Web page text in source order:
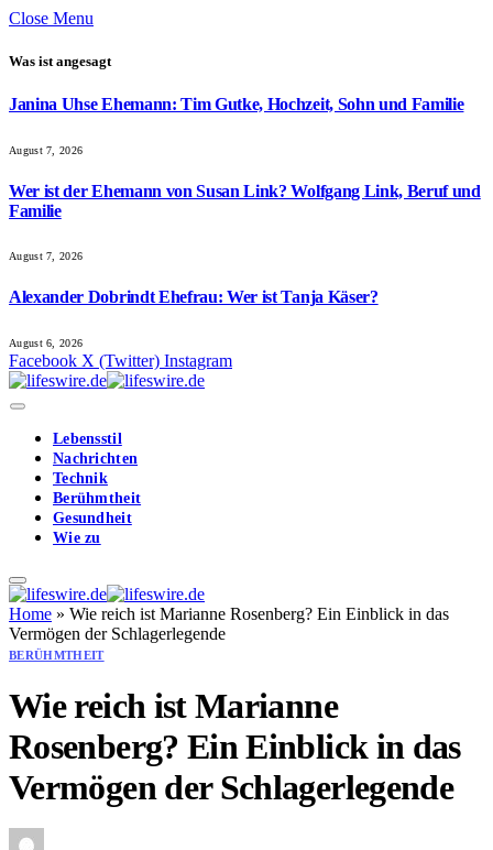
Close Menu
Was ist angesagt
Janina Uhse Ehemann: Tim Gutke, Hochzeit, Sohn und Familie
August 7, 2026
Wer ist der Ehemann von Susan Link? Wolfgang Link, Beruf und
Familie
August 7, 2026
Alexander Dobrindt Ehefrau: Wer ist Tanja Käser?
August 6, 2026
Facebook X (Twitter) Instagram
Lebensstil
Nachrichten
Technik
Berühmtheit
Gesundheit
Wie zu
Home » Wie reich ist Marianne Rosenberg? Ein Einblick in das
Vermögen der Schlagerlegende
BERÜHMTHEIT
Wie reich ist Marianne
Rosenberg? Ein Einblick in das
Vermögen der Schlagerlegende